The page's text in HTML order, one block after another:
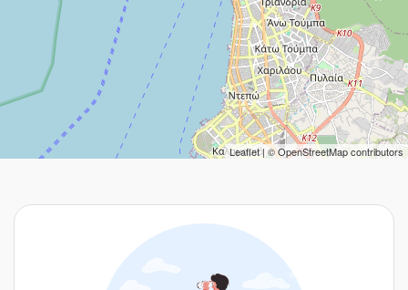
Leaflet| ©OpenStreetMapcontributors